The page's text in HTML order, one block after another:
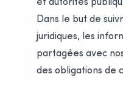
et autorités
Dans le but de
juridiques, les
partagées avec
des obligations de